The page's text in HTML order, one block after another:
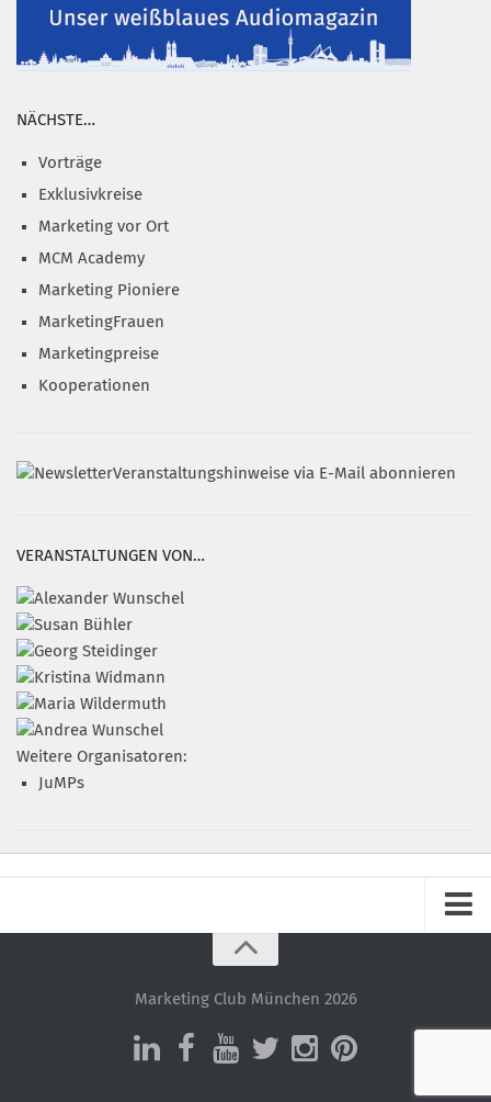
NÄCHSTE…
Vorträge
Exklusivkreise
Marketing vor Ort
MCM Academy
Marketing Pioniere
MarketingFrauen
Marketingpreise
Kooperationen
Veranstaltungshinweise via E-Mail abonnieren
VERANSTALTUNGEN VON…
Weitere Organisatoren:
JuMPs
Datenschutz – ganz einfach!
Datenschutzerklärung
Marketing Club München 2026